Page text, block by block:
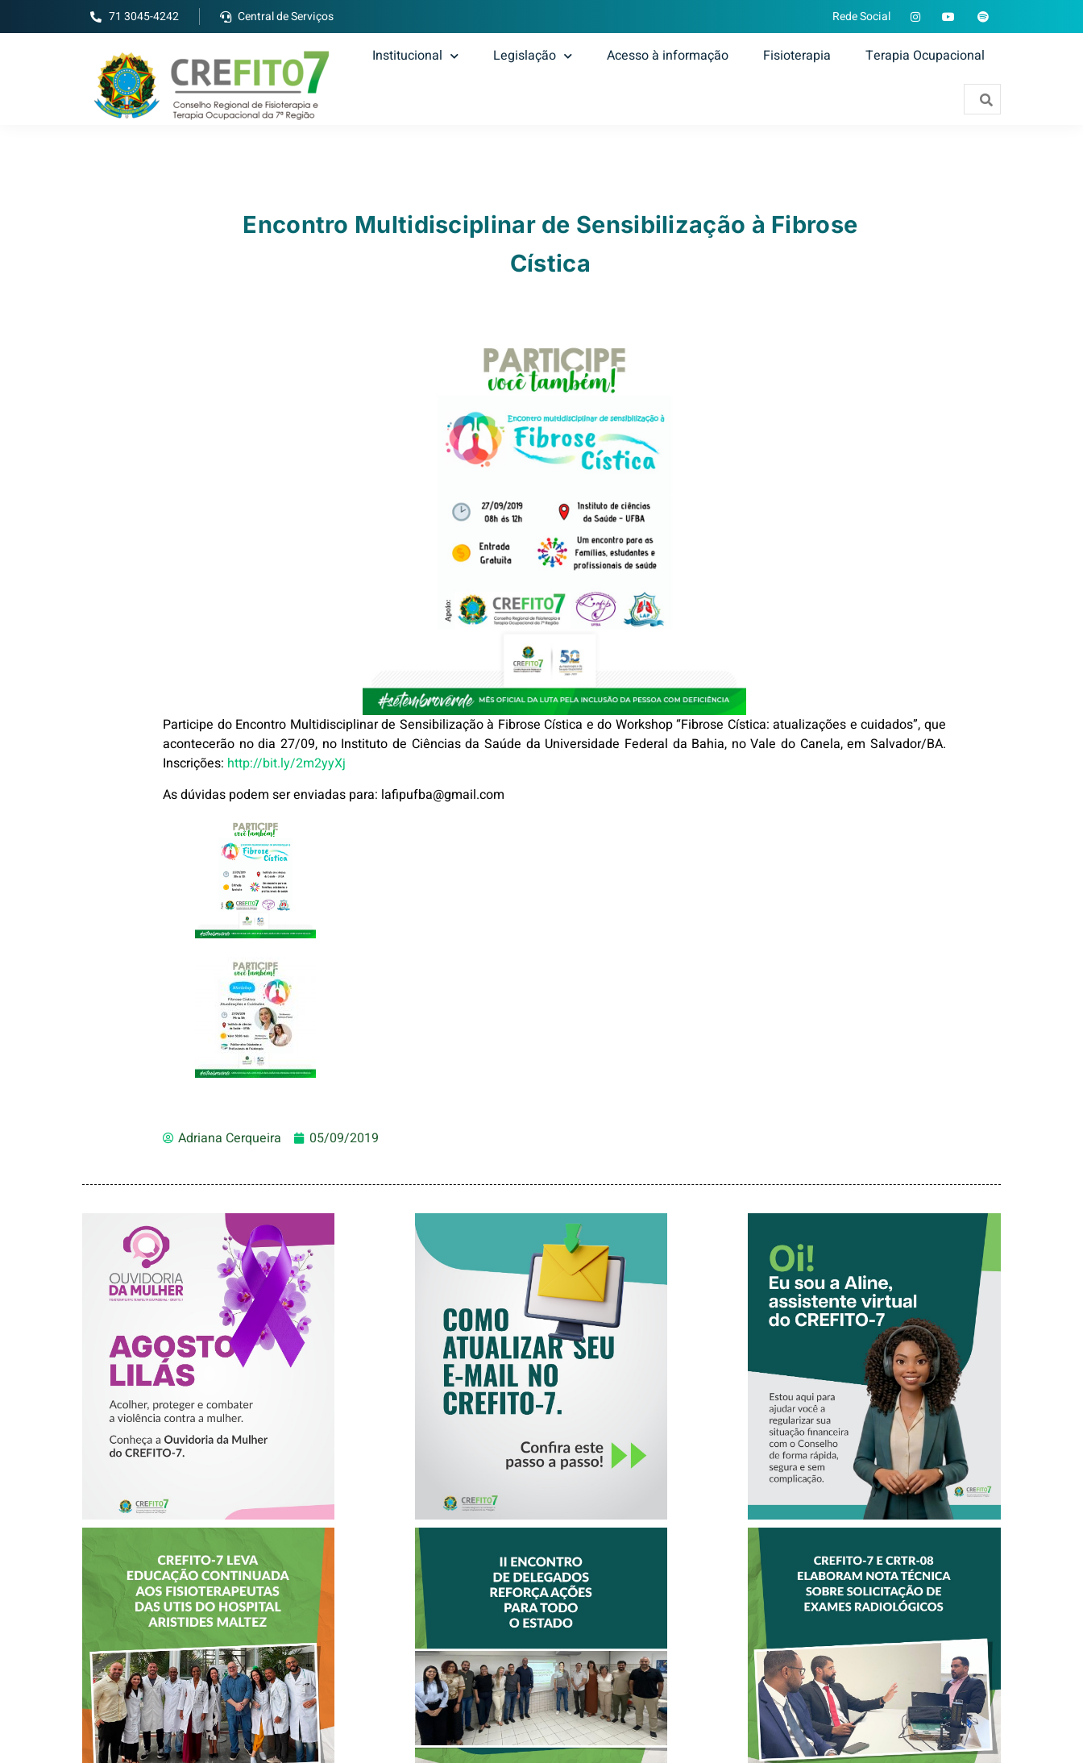
71 3045-4242 Central de Serviços Rede Social
Institucional Legislação Acesso à informação Fisioterapia Terapia Ocupacional
Encontro Multidisciplinar de Sensibilização à Fibrose
Cística
Participe do Encontro Multidisciplinar de Sensibilização à Fibrose Cística e do Workshop “Fibrose Cística: atualizações e cuidados”, que
acontecerão no dia 27/09, no Instituto de Ciências da Saúde da Universidade Federal da Bahia, no Vale do Canela, em Salvador/BA.
Inscrições: http://bit.ly/2m2yyXj
As dúvidas podem ser enviadas para: lafipufba@gmail.com
Adriana Cerqueira 05/09/2019
AGOSTO LILÁS –
ACOLHER,
PROTEGER E
COMBATER A
VIOLÊNCIA
CONTRA A
MULHER
COMO ATUALIZAR
SEU E-MAIL NO
CREFITO-7
CONHEÇA A
‘ALINE’,
ASSISTENTE
VIRTUAL DO
CREFITO-7
CREFITO-7 LEVA
EDUCAÇÃO
CONTINUADA AOS
FISIOTERAPEUTAS
DAS UTIs DO
HOSPITAL
ARISTIDES
MALTEZ
II ENCONTRO DE
REFORÇA AÇÕES
PARA TODO O
ESTADO
CREFITO-7 E
CRTR-08 INICIAM
NOTA TÉCNICA
SOLICITAÇÃO DE
EXAMES
RADIOLÓGICOS